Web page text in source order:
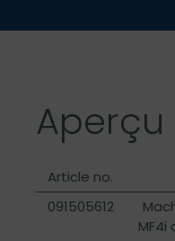
Article no.
091505612